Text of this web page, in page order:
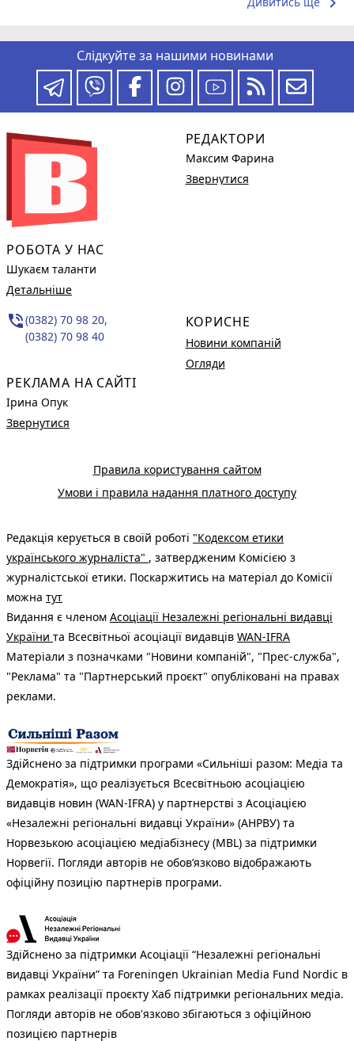
Слідкуйте за нашими новинами
РОБОТА У НАС
Шукаєм таланти
Детальніше
phone_in_talk(0382) 70 98 20,
(0382) 70 98 40
РЕКЛАМА НА САЙТІ
Ірина Опук
Звернутися
РЕДАКТОРИ
Максим Фарина
Звернутися
КОРИСНЕ
Новини компаній
Огляди
Правила користування сайтом
Умови і правила надання платного доступу
Редакція керується в своїй роботі "Кодексом етики
українського журналіста" , затвердженим Комісією з
журналістської етики. Поскаржитись на матеріал до Комісії
можна тут
Видання є членом Асоціації Незалежні регіональні видавці
України та Всесвітньої асоціації видавців WAN-IFRA
Матеріали з позначками "Новини компаній", "Прес-служба",
"Реклама" та "Партнерський проєкт" опубліковані на правах
реклами.
Здійснено за підтримки програми «Сильніші разом: Медіа та
Демократія», що реалізується Всесвітньою асоціацією
видавців новин (WAN-IFRA) у партнерстві з Асоціацією
«Незалежні регіональні видавці України» (АНРВУ) та
Норвезькою асоціацією медіабізнесу (MBL) за підтримки
Норвегії. Погляди авторів не обов’язково відображають
офіційну позицію партнерів програми.
Здійснено за підтримки Асоціації “Незалежні регіональні
видавці України” та Foreningen Ukrainian Media Fund Nordic в
рамках реалізації проєкту Хаб підтримки регіональних медіа.
Погляди авторів не обов'язково збігаються з офіційною
позицією партнерів